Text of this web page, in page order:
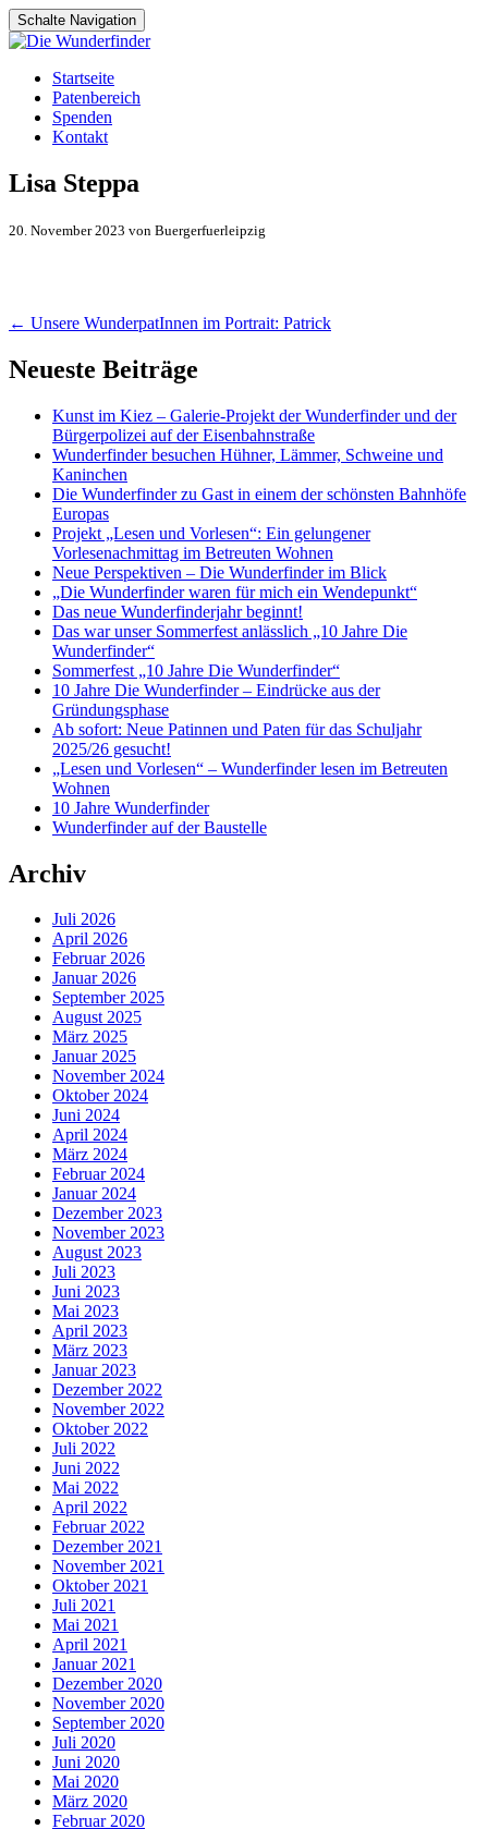
Schalte Navigation
Zum
Inhalt
springen
Startseite
Patenbereich
Spenden
Kontakt
Lisa Steppa
20. November 2023 von Buergerfuerleipzig
Artikel-
Navigation
← Unsere WunderpatInnen im Portrait: Patrick
Neueste Beiträge
Kunst im Kiez – Galerie-Projekt der Wunderfinder und der
Bürgerpolizei auf der Eisenbahnstraße
Wunderfinder besuchen Hühner, Lämmer, Schweine und
Kaninchen
Die Wunderfinder zu Gast in einem der schönsten Bahnhöfe
Europas
Projekt „Lesen und Vorlesen“: Ein gelungener
Vorlesenachmittag im Betreuten Wohnen
Neue Perspektiven – Die Wunderfinder im Blick
„Die Wunderfinder waren für mich ein Wendepunkt“
Das neue Wunderfinderjahr beginnt!
Das war unser Sommerfest anlässlich „10 Jahre Die
Wunderfinder“
Sommerfest „10 Jahre Die Wunderfinder“
10 Jahre Die Wunderfinder – Eindrücke aus der
Gründungsphase
Ab sofort: Neue Patinnen und Paten für das Schuljahr
2025/26 gesucht!
„Lesen und Vorlesen“ – Wunderfinder lesen im Betreuten
Wohnen
10 Jahre Wunderfinder
Wunderfinder auf der Baustelle
Archiv
Juli 2026
April 2026
Februar 2026
Januar 2026
September 2025
August 2025
März 2025
Januar 2025
November 2024
Oktober 2024
Juni 2024
April 2024
März 2024
Februar 2024
Januar 2024
Dezember 2023
November 2023
August 2023
Juli 2023
Juni 2023
Mai 2023
April 2023
März 2023
Januar 2023
Dezember 2022
November 2022
Oktober 2022
Juli 2022
Juni 2022
Mai 2022
April 2022
Februar 2022
Dezember 2021
November 2021
Oktober 2021
Juli 2021
Mai 2021
April 2021
Januar 2021
Dezember 2020
November 2020
September 2020
Juli 2020
Juni 2020
Mai 2020
März 2020
Februar 2020